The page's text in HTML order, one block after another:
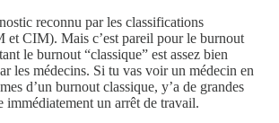
reconnu par les classifications
et CIM). Mais c’est pareil pour le burnout
le burnout “classique” est assez bien
les médecins. Si tu vas voir un médecin en
d’un burnout classique, y’a de grandes
immédiatement un arrêt de travail.